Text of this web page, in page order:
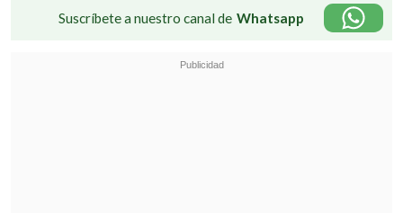
Suscríbete a nuestro canal de Whatsapp